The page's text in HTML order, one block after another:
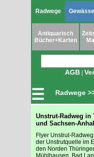
Radwege
Antiquarisch
Bücher+Karten
AGB |
☰ Radwege
Unstrut-Radweg in
und Sachsen-
Flyer Unstrut-
der Unstrutquelle im
den Norden
Mühlhausen, Bad